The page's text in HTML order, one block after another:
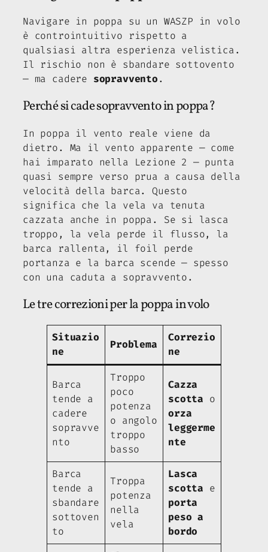
Navigare in poppa su un WASZP in volo
è controintuitivo rispetto a
qualsiasi altra esperienza velistica.
Il rischio non è sbandare sottovento
— ma cadere sopravvento.
Perché si cade sopravvento in poppa?
In poppa il vento reale viene da
dietro. Ma il vento apparente — come
hai imparato nella Lezione 2 — punta
quasi sempre verso prua a causa della
velocità della barca. Questo
significa che la vela va tenuta
cazzata anche in poppa. Se si lasca
troppo, la vela perde il flusso, la
barca rallenta, il foil perde
portanza e la barca scende — spesso
con una caduta a sopravvento.
Le tre correzioni per la poppa in volo
Situazio
ne
Problema
Correzio
ne
Barca
tende a
cadere
sopravve
nto
Troppo
poco
potenza
o angolo
troppo
basso
Cazza
scotta o
orza
leggerme
nte
Barca
tende a
sbandare
sottoven
to
Troppa
potenza
nella
vela
Lasca
scotta e
porta
peso a
bordo